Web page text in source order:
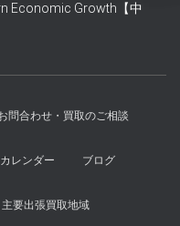
Economic Growth【中
問合わせ・買取のご相談
レンダー ブログ
要出張買取地域